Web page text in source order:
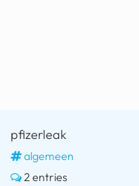
chevrolet mohawk
pfizerleak
algemeen
2 entries